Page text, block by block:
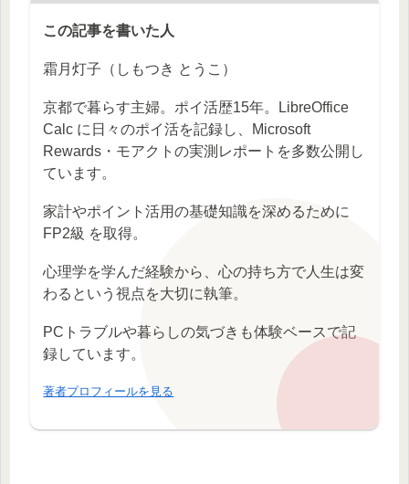
この記事を書いた人
霜月灯子（しもつき とうこ）
京都で暮らす主婦。ポイ活歴15年。LibreOffice
Calc に日々のポイ活を記録し、Microsoft
Rewards・モアクトの実測レポートを多数公開し
ています。
家計やポイント活用の基礎知識を深めるために
FP2級 を取得。
心理学を学んだ経験から、心の持ち方で人生は変
わるという視点を大切に執筆。
PCトラブルや暮らしの気づきも体験ベースで記
録しています。
著者プロフィールを見る